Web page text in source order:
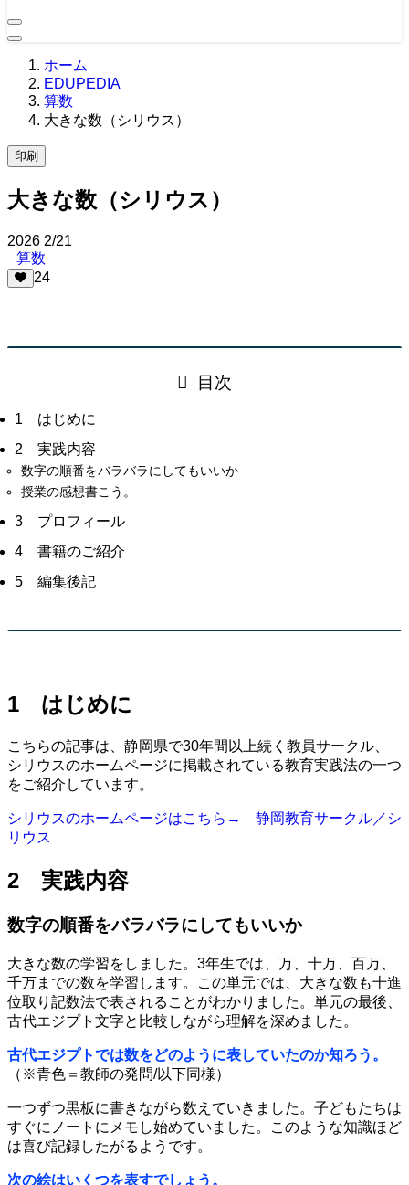
ホーム
EDUPEDIA
算数
大きな数（シリウス）
印刷
大きな数（シリウス）
2026 2/21
算数
24
目次
1 はじめに
2 実践内容
数字の順番をバラバラにしてもいいか
授業の感想書こう。
3 プロフィール
4 書籍のご紹介
5 編集後記
1 はじめに
こちらの記事は、静岡県で30年間以上続く教員サークル、
シリウスのホームページに掲載されている教育実践法の一つ
をご紹介しています。
シリウスのホームページはこちら→ 静岡教育サークル／シ
リウス
2 実践内容
数字の順番をバラバラにしてもいいか
大きな数の学習をしました。3年生では、万、十万、百万、
千万までの数を学習します。この単元では、大きな数も十進
位取り記数法で表されることがわかりました。単元の最後、
古代エジプト文字と比較しながら理解を深めました。
古代エジプトでは数をどのように表していたのか知ろう。
（※青色＝教師の発問/以下同様）
一つずつ黒板に書きながら数えていきました。子どもたちは
すぐにノートにメモし始めていました。このような知識ほど
は喜び記録したがるようです。
次の絵はいくつを表すでしょう。